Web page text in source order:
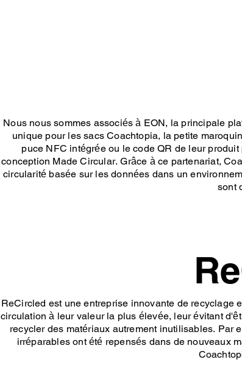
Nous nous sommes associés à EON, la principale
unique pour les sacs Coachtopia, la petite
puce NFC intégrée ou le code QR de leur
conception Made Circular. Grâce à ce partenariat,
circularité basée sur les données dans un
sont
ReCircled est une entreprise innovante de recyclage
circulation à leur valeur la plus élevée, leur évitant
recycler des matériaux autrement inutilisables. Par
irréparables ont été repensés dans de nouveaux